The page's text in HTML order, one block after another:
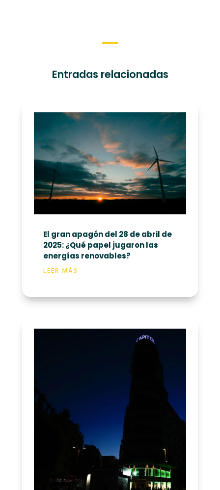
Entradas relacionadas
El gran apagón del 28 de abril de
2025: ¿Qué papel jugaron las
energías renovables?
LEER MÁS